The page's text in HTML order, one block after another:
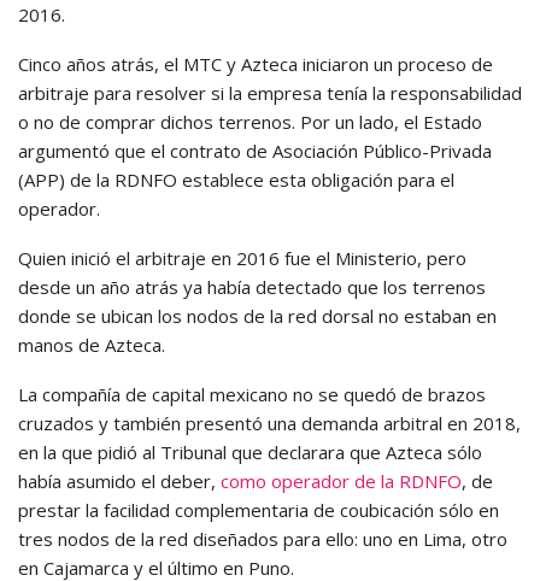
2016.
Cinco años atrás, el MTC y Azteca iniciaron un proceso de
arbitraje para resolver si la empresa tenía la responsabilidad
o no de comprar dichos terrenos. Por un lado, el Estado
argumentó que el contrato de Asociación Público-Privada
(APP) de la RDNFO establece esta obligación para el
operador.
Quien inició el arbitraje en 2016 fue el Ministerio, pero
desde un año atrás ya había detectado que los terrenos
donde se ubican los nodos de la red dorsal no estaban en
manos de Azteca.
La compañía de capital mexicano no se quedó de brazos
cruzados y también presentó una demanda arbitral en 2018,
en la que pidió al Tribunal que declarara que Azteca sólo
había asumido el deber, como operador de la RDNFO, de
prestar la facilidad complementaria de coubicación sólo en
tres nodos de la red diseñados para ello: uno en Lima, otro
en Cajamarca y el último en Puno.